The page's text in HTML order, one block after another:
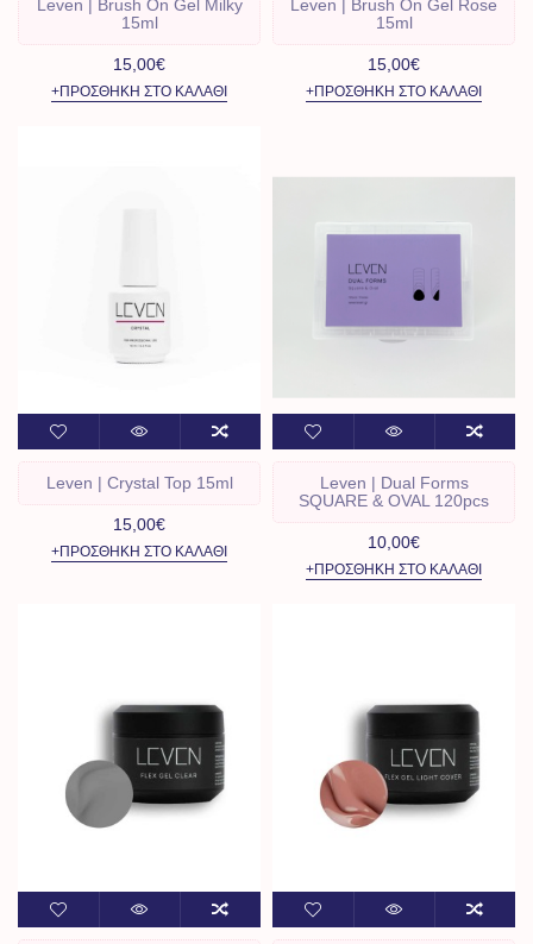
Leven | Brush On Gel Milky
15ml
15,00€
+ΠΡΟΣΘΉΚΗ ΣΤΟ ΚΑΛΆΘΙ
Leven | Brush On Gel Rose
15ml
15,00€
+ΠΡΟΣΘΉΚΗ ΣΤΟ ΚΑΛΆΘΙ
Leven | Crystal Top 15ml
15,00€
+ΠΡΟΣΘΉΚΗ ΣΤΟ ΚΑΛΆΘΙ
Leven | Dual Forms
SQUARE & OVAL 120pcs
10,00€
+ΠΡΟΣΘΉΚΗ ΣΤΟ ΚΑΛΆΘΙ